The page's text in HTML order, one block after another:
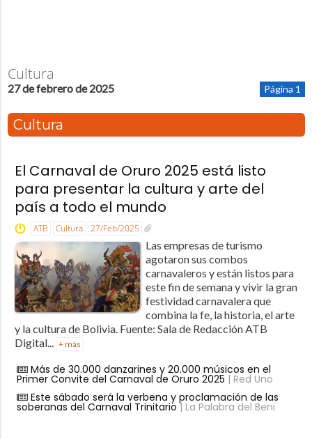
Cultura
27 de febrero de 2025 Página 1
Cultura
El Carnaval de Oruro 2025 está listo
para presentar la cultura y arte del
país a todo el mundo
ATB Cultura 27/Feb/2025
Las empresas de turismo
agotaron sus combos
carnavaleros y están listos para
este fin de semana y vivir la gran
festividad carnavalera que
combina la fe, la historia, el arte
y la cultura de Bolivia. Fuente: Sala de Redacción ATB
Digital...
+ más
Más de 30.000 danzarines y 20.000 músicos en el
Primer Convite del Carnaval de Oruro 2025 | Red Uno
Este sábado será la verbena y proclamación de las
soberanas del Carnaval Trinitario | La Palabra del Beni